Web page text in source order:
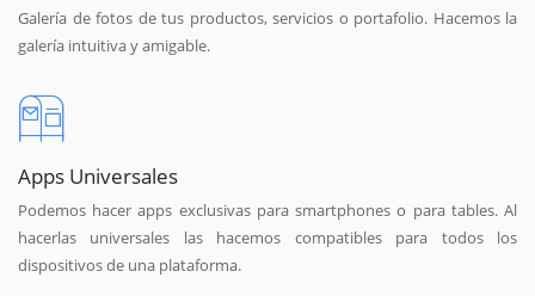
Galería de fotos de tus productos, servicios o portafolio. Hacemos la
galería intuitiva y amigable.
Apps Universales
Podemos hacer apps exclusivas para smartphones o para tables. Al
hacerlas universales las hacemos compatibles para todos los
dispositivos de una plataforma.